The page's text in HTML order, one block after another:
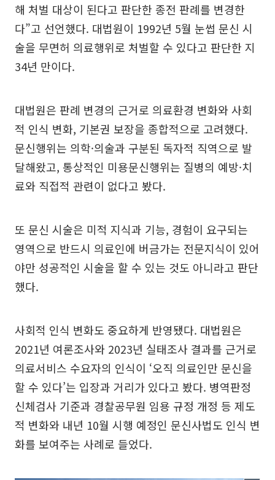
해 처벌 대상이 된다고 판단한 종전 판례를 변경한
다”고 선언했다. 대법원이 1992년 5월 눈썹 문신 시
술을 무면허 의료행위로 처벌할 수 있다고 판단한 지
34년 만이다.
대법원은 판례 변경의 근거로 의료환경 변화와 사회
적 인식 변화, 기본권 보장을 종합적으로 고려했다.
문신행위는 의학·의술과 구분된 독자적 직역으로 발
달해왔고, 통상적인 미용문신행위는 질병의 예방·치
료와 직접적 관련이 없다고 봤다.
또 문신 시술은 미적 지식과 기능, 경험이 요구되는
영역으로 반드시 의료인에 버금가는 전문지식이 있어
야만 성공적인 시술을 할 수 있는 것도 아니라고 판단
했다.
사회적 인식 변화도 중요하게 반영됐다. 대법원은
2021년 여론조사와 2023년 실태조사 결과를 근거로
의료서비스 수요자의 인식이 ‘오직 의료인만 문신을
할 수 있다’는 입장과 거리가 있다고 봤다. 병역판정
신체검사 기준과 경찰공무원 임용 규정 개정 등 제도
적 변화와 내년 10월 시행 예정인 문신사법도 인식 변
화를 보여주는 사례로 들었다.